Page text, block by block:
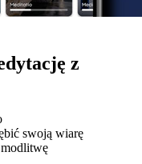
z
swoją wiarę